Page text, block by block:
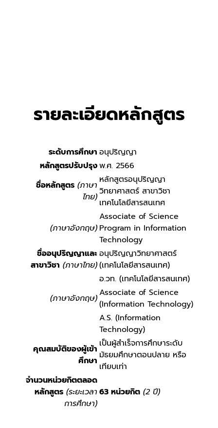
รายละเอียดหลักสูตร
ระดับการศึกษา อนุปริญญา
หลักสูตรปรับปรุงพ.ศ. 2566
ชื่อหลักสูตร (ภาษา
ไทย)
หลักสูตรอนุปริญญา
วิทยาศาสตร์ สาขาวิชา
เทคโนโลยีสารสนเทศ
(ภาษาอังกฤษ)
Associate of Science
Program in Information
Technology
ชื่ออนุปริญญาและ
สาขาวิชา (ภาษาไทย)
อนุปริญญาวิทยาศาสตร์
(เทคโนโลยีสารสนเทศ)
อ.วท. (เทคโนโลยีสารสนเทศ)
(ภาษาอังกฤษ)Associate of Science
(Information Technology)
A.S. (Information
Technology)
คุณสมบัติของผู้เข้า
ศึกษา
เป็นผู้สำเร็จการศึกษาระดับ
มัธยมศึกษาตอนปลาย หรือ
เทียบเท่า
จำนวนหน่วยกิตตลอด
หลักสูตร (ระยะเวลา
การศึกษา)
63 หน่วยกิต (2 ปี)